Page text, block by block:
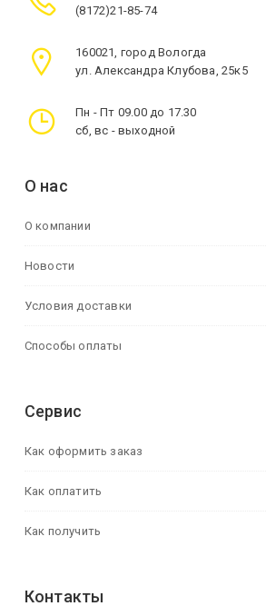
(8172)21-85-74
160021, город Вологда
ул. Александра Клубова, 25к5
Пн - Пт 09.00 до 17.30
сб, вс - выходной
О нас
О компании
Новости
Условия доставки
Способы оплаты
Сервис
Как оформить заказ
Как оплатить
Как получить
Контакты